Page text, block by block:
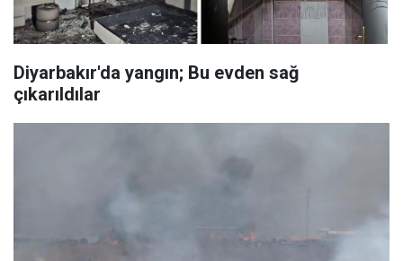
Diyarbakır'da yangın; Bu evden sağ
çıkarıldılar